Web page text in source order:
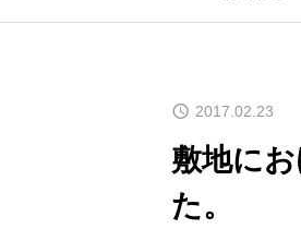
2017.02.23
敷地に
た。